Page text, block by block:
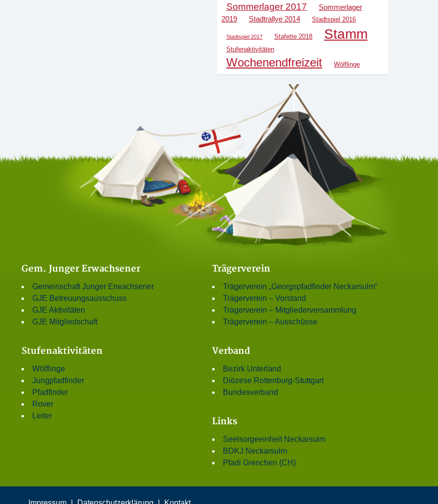
Sommerlager 2017
Sommerlager
2019
Stadtrallye 2014 Stadtspiel 2016
Stadtspiel 2017 Stafette 2018 Stamm
Stufenaktivitäten
Wochenendfreizeit Wölflinge
Gem. Junger Erwachsener
Gemeinschaft Junger Erwachsener
GJE Betreuungsausschuss
GJE Aktivitäten
GJE Mitgliedschaft
Trägerverein
Trägerverein „Georgspfadfinder Neckarsulm“
Trägerverein – Vorstand
Trägerverein – Mitgliederversammlung
Trägerverein – Ausschüsse
Stufenaktivitäten
Wölflinge
Jungpfadfinder
Pfadfinder
Rover
Leiter
Verband
Bezirk Unterland
Diözese Rottenburg-Stuttgart
Bundesverband
Links
Seelsorgeeinheit Neckarsulm
BDKJ Neckarsulm
Pfadi Grenchen (CH)